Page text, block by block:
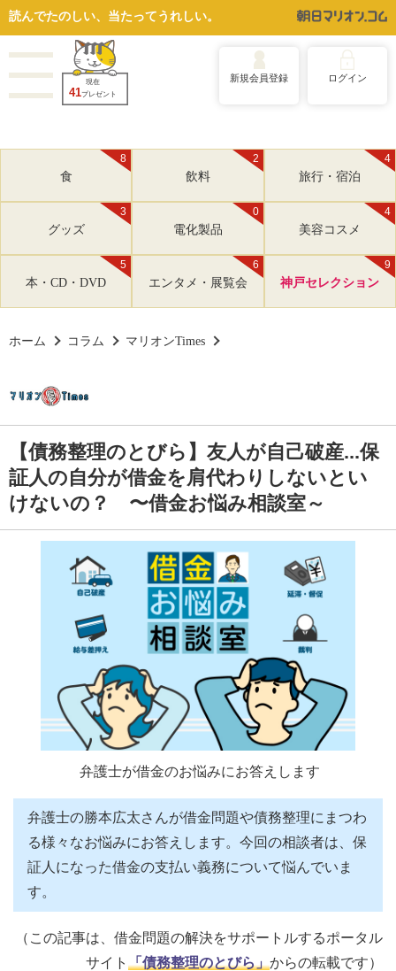
読んでたのしい、当たってうれしい。
現在
41プレゼント
新規会員登録 ログイン
8
食
2
飲料
4
旅行・宿泊
3
グッズ
0
電化製品
4
美容コスメ
5
本・CD・DVD
6
エンタメ・展覧会
9
神戸セレクション
ホーム コラム マリオンTimes
【債務整理のとびら】友人が自己破産...保
証人の自分が借金を肩代わりしないとい
けないの？ 〜借金お悩み相談室～
弁護士が借金のお悩みにお答えします
弁護士の勝本広太さんが借金問題や債務整理にまつわ
る様々なお悩みにお答えします。今回の相談者は、保
証人になった借金の支払い義務について悩んでいま
す。
（この記事は、借金問題の解決をサポートルするポータル
サイト 「債務整理のとびら」からの転載です）